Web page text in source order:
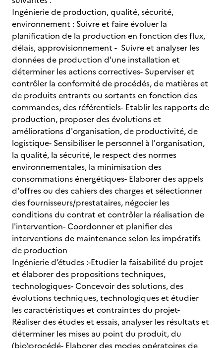
Ingénierie de production, qualité, sécurité,
environnement : Suivre et faire évoluer la
planification de la production en fonction des flux,
délais, approvisionnement - Suivre et analyser les
données de production d'une installation et
déterminer les actions correctives- Superviser et
contrôler la conformité de procédés, de matières et
de produits entrants ou sortants en fonction des
commandes, des référentiels- Etablir les rapports de
production, proposer des évolutions et
améliorations d'organisation, de productivité, de
logistique- Sensibiliser le personnel à l'organisation,
la qualité, la sécurité, le respect des normes
environnementales, la minimisation des
consommations énergétiques- Elaborer des appels
d'offres ou des cahiers des charges et sélectionner
des fournisseurs/prestataires, négocier les
conditions du contrat et contrôler la réalisation de
l'intervention- Coordonner et planifier des
interventions de maintenance selon les impératifs
de production
Ingénierie d’études :-Etudier la faisabilité du projet
et élaborer des propositions techniques,
technologiques- Concevoir des solutions, des
évolutions techniques, technologiques et étudier
les caractéristiques et contraintes du projet-
Réaliser des études et essais, analyser les résultats et
déterminer les mises au point du produit, du
(bio)procédé- Elaborer des modes opératoires de